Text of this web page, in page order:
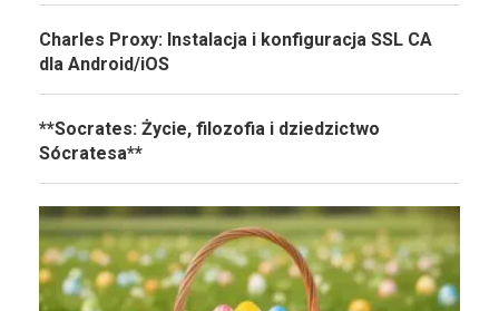
Charles Proxy: Instalacja i konfiguracja SSL CA
dla Android/iOS
**Socrates: Życie, filozofia i dziedzictwo
Sócratesa**